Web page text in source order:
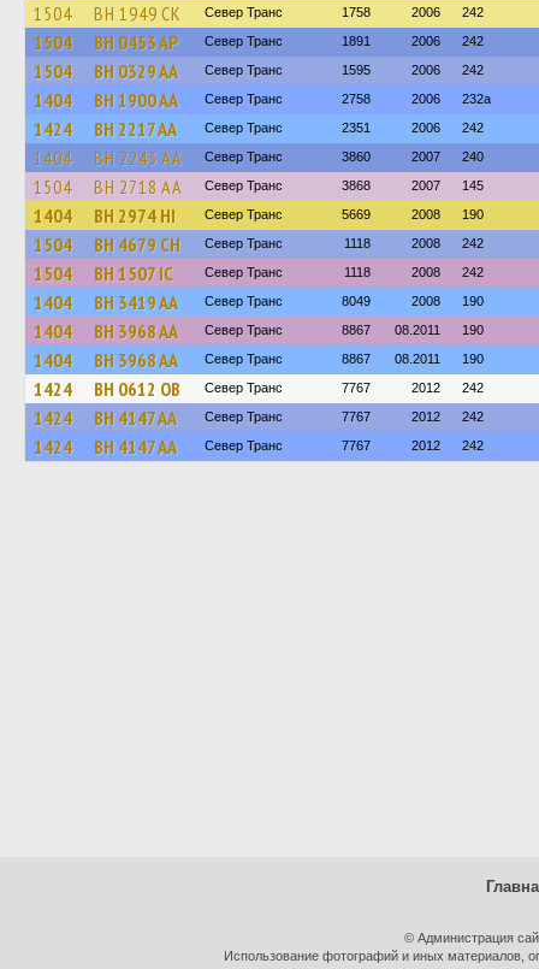
1504 BH 1949 CK Север Транс 1758 2006 242
1504 BH 0453 AP Север Транс 1891 2006 242
1504 BH 0329 AA Север Транс 1595 2006 242
1404 BH 1900 AA Север Транс 2758 2006 232а
1424 BH 2217 AA Север Транс 2351 2006 242
1404 BH 2243 AA Север Транс 3860 2007 240
1504 BH 2718 AA Север Транс 3868 2007 145
1404 BH 2974 HI Север Транс 5669 2008 190
1504 BH 4679 CH Север Транс 1118 2008 242
1504 BH 1507 IC Север Транс 1118 2008 242
1404 BH 3419 AA Север Транс 8049 2008 190
1404 BH 3968 AA Север Транс 8867 08.2011 190
1404 BH 3968 AA Север Транс 8867 08.2011 190
1424 BH 0612 OB Север Транс 7767 2012 242
1424 BH 4147 AA Север Транс 7767 2012 242
1424 BH 4147 AA Север Транс 7767 2012 242
© Администрация
Использование фотографий и иных материалов,